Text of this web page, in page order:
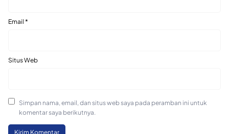
Email *
Situs Web
Simpan nama, email, dan situs web saya pada peramban ini untuk
komentar saya berikutnya.